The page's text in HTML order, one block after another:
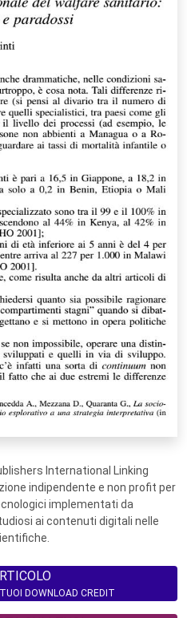
International Linking
indipendente e non profit per
implementati da
ai contenuti digitali nelle
DOWNLOAD CREDIT